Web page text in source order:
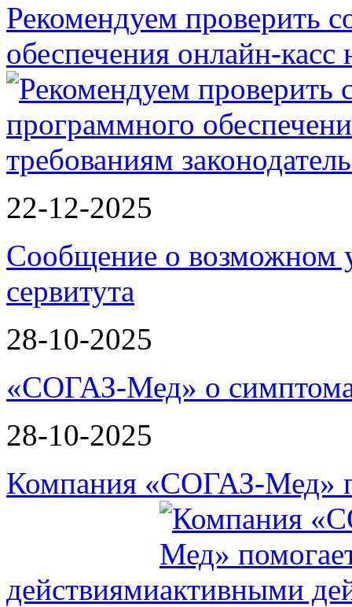
Рекомендуем проверить
обеспечения онлайн-
22-12-2025
Сообщение о возможном
сервитута
28-10-2025
«СОГАЗ-Мед» о
28-10-2025
Компания «СОГАЗ-Мед»
действиями